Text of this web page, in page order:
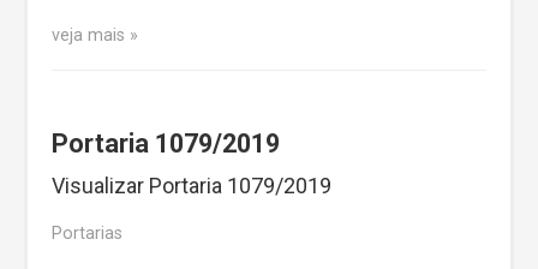
veja mais
Portaria 1079/2019
Visualizar Portaria 1079/2019
Portarias